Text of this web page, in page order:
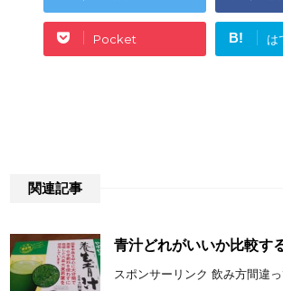
Pocket B! は
関連記事
青汁どれがいいか比較す
スポンサーリンク 飲み方間違